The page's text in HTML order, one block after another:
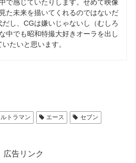
で感じていたりします。せめて映像
た未来を描いてくれるのではないだ
し、CGは嫌いじゃないし（むしろ
中でも昭和特撮大好きオーラを出し
たいと思います。
トラマン エース
セブン
広告リンク